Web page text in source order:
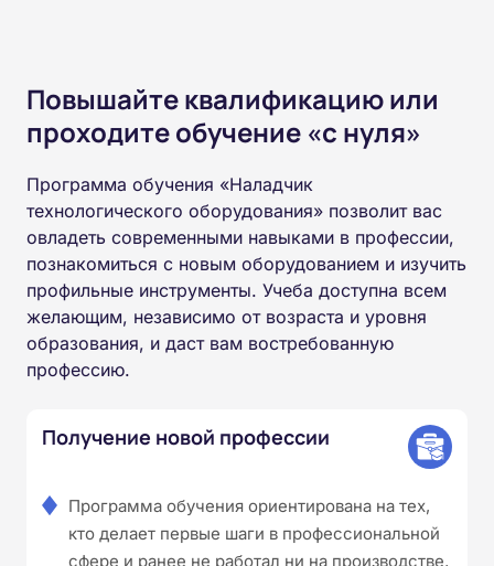
Повышайте квалификацию или
проходите обучение «с нуля»
Программа обучения «Наладчик
технологического оборудования» позволит вас
овладеть современными навыками в профессии,
познакомиться с новым оборудованием и изучить
профильные инструменты. Учеба доступна всем
желающим, независимо от возраста и уровня
образования, и даст вам востребованную
профессию.
Получение новой профессии
Программа обучения ориентирована на тех,
кто делает первые шаги в профессиональной
сфере и ранее не работал ни на производстве,